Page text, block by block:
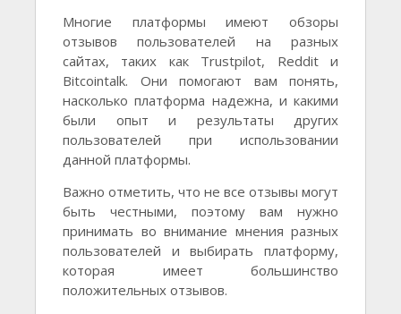
Многие платформы имеют обзоры
отзывов пользователей на разных
сайтах, таких как Trustpilot, Reddit и
Bitcointalk. Они помогают вам понять,
насколько платформа надежна, и какими
были опыт и результаты других
пользователей при использовании
данной платформы.
Важно отметить, что не все отзывы могут
быть честными, поэтому вам нужно
принимать во внимание мнения разных
пользователей и выбирать платформу,
которая имеет большинство
положительных отзывов.